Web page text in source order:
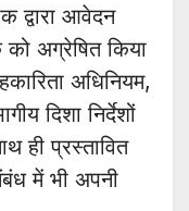
द्वारा आवेदन
को अग्रेषित किया
अधिनियम,
दिशा निर्देशों
ही प्रस्तावित
में भी अपनी